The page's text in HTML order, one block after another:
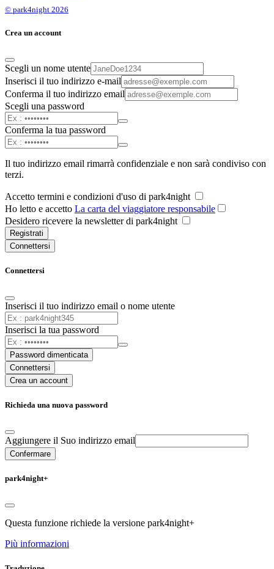
© park4night 2026
Crea un account
Scegli un nome utente
Inserisci il tuo indirizzo e-mail
Conferma il tuo indirizzo email
Scegli una password
Conferma la tua password
Il tuo indirizzo email rimarrà confidenziale e non sarà condiviso con
terzi.
Accetto termini e condizioni d'uso di park4night
Ho letto e accetto La carta del viaggiatore responsabile
Desidero ricevere la newsletter di park4night
Registrati
Connettersi
Connettersi
Inserisci il tuo indirizzo email o nome utente
Inserisci la tua password
Password dimenticata
Connettersi
Crea un account
Richieda una nuova password
Aggiungere il Suo indirizzo email
Confermare
park4night+
Questa funzione richiede la versione park4night+
Più informazioni